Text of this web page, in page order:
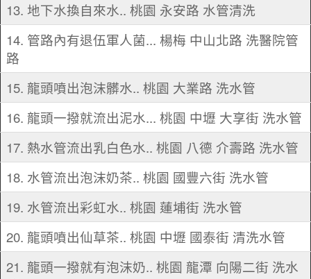
13. 地下水換自來水.. 桃園 永安路 水管清洗
14. 管路內有退伍軍人菌... 楊梅 中山北路 洗醫院管
路
15. 龍頭噴出泡沫髒水.. 桃園 大業路 洗水管
16. 龍頭一撥就流出泥水... 桃園 中壢 大享街 洗水管
17. 熱水管流出乳白色水.. 桃園 八德 介壽路 洗水管
18. 水管流出泡沫奶茶.. 桃園 國豐六街 洗水管
19. 水管流出彩虹水.. 桃園 蓮埔街 洗水管
20. 龍頭噴出仙草茶.. 桃園 中壢 國泰街 清洗水管
21. 龍頭一撥就有泡沫奶.. 桃園 龍潭 向陽二街 洗水